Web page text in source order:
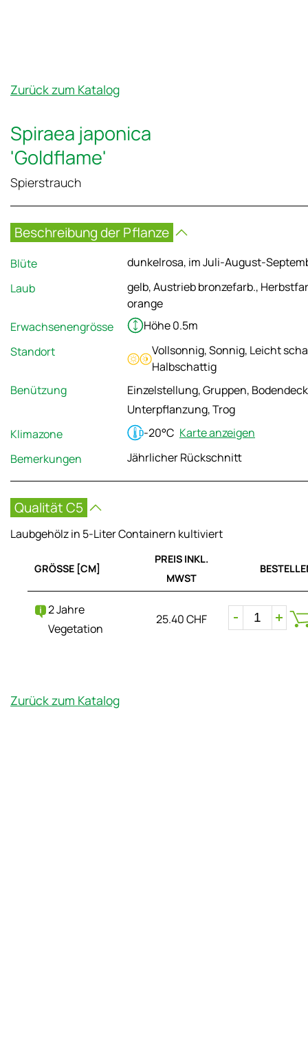
Zurück zum Katalog
Spiraea japonica
'Goldflame'
Spierstrauch
Beschreibung der Pflanze
Blüte
dunkelrosa, im Juli-August-
Laub
gelb, Austrieb bronzefarb.,
orange
Erwachsenengrösse
Höhe 0.5m
Standort
Vollsonnig, Sonnig, Leicht
Halbschattig
Benützung
Einzelstellung, Gruppen,
Unterpflanzung, Trog
Klimazone
-20°C Karte anzeigen
Bemerkungen
Jährlicher Rückschnitt
Qualität C5
Laubgehölz in 5-Liter Containern kultiviert
GRÖSSE [CM]
PREIS INKL.
MWST
2 Jahre
Vegetation
25.40 CHF
Zurück zum Katalog